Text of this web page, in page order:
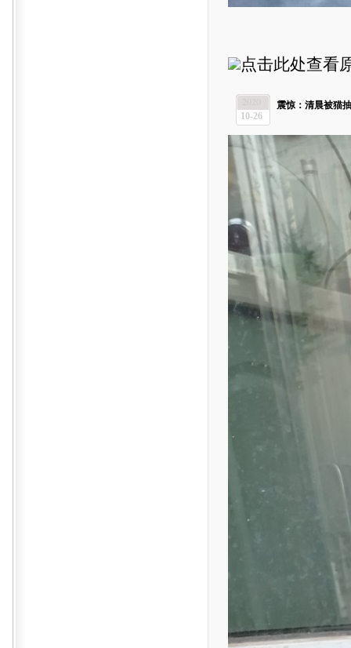
点击此处查看
10-26
震惊：清晨被猫